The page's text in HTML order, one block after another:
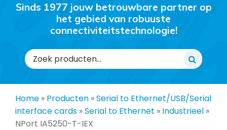
Sinds 1977 jouw betrouwbare partner op
het gebied van robuuste
connectiviteitstechnologie!
Zoeken
naar:
Home » Producten »Serial to Ethernet/USB/Serial
interface cards »Serial to Ethernet » Industrieel »
NPort IA5250-T-IEX